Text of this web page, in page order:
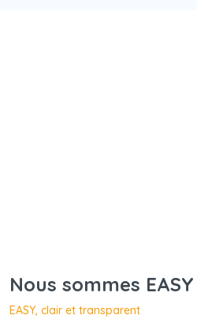
Nous sommes
EASY, clair et transparent